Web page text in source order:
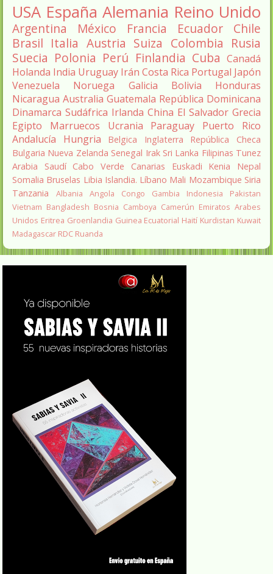
USA España Alemania Reino Unido
Argentina México Francia Ecuador
Chile
Brasil Italia Austria Suiza Colombia Rusia
Suecia Polonia Perú Finlandia Cuba Canadá
Holanda India Uruguay Irán Costa Rica Portugal Japón
Venezuela
Noruega Galicia Bolivia
Honduras
Nicaragua Australia Guatemala República Dominicana
Dinamarca Sudáfrica Irlanda China El Salvador Grecia
Egipto
Marruecos Ucrania Paraguay
Puerto Rico
Andalucía
Hungria Belgica Inglaterra
República Checa
Bulgaria Nueva Zelanda Senegal Irak Sri Lanka Filipinas Tunez
Arabia Saudí Cabo Verde Canarias Euskadi Kenia
Nepal
Somalia Bruselas Libia Islandia. Líbano Mali Mozambique Siria
Tanzania
Albania Angola Congo Gambia Indonesia
Pakistan
Vietnam Bangladesh Bosnia Camboya Camerún Emiratos Arabes
Unidos Eritrea Groenlandia Guinea Ecuatorial Haití Kurdistan Kuwait
Madagascar RDC Ruanda